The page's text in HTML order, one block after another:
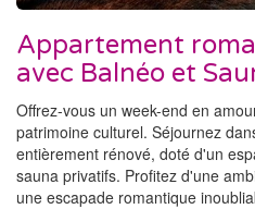
Appartement
avec Balnéo et
Offrez-vous un week-end en
patrimoine culturel. Séjournez
entièrement rénové, doté d'un
sauna privatifs. Profitez d'une
une escapade romantique